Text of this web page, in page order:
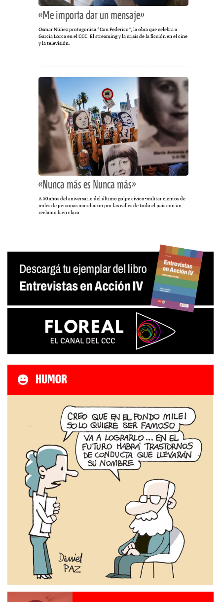
«Me importa dar un mensaje»
Osmar Núñez protagoniza *Con Federico*, la obra que celebra a
García Lorca en el CCC. El streaming y la crisis de la ficción en el cine
y la televisión.
«Nunca más es Nunca más»
A 50 años del aniversario del último golpe cívico-militar cientos de
miles de personas marcharon por las calles de todo el país con un
reclamo bien claro.
HUMOR